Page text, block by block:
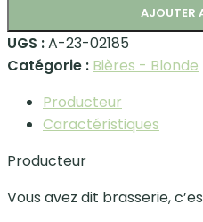
AJOUTER
UGS :A-23-02185
Catégorie : Bières - Blonde
Producteur
Caractéristiques
Producteur
Vous avez dit brasserie,